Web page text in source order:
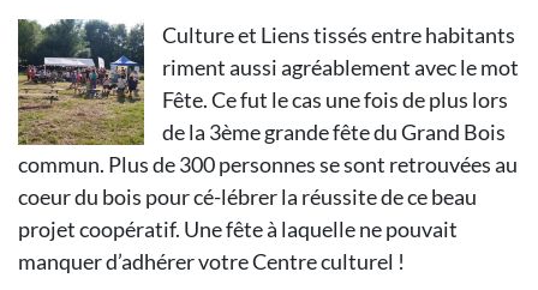
Culture et Liens tissés entre habitants
riment aussi agréablement avec le mot
Fête. Ce fut le cas une fois de plus lors
de la 3ème grande fête du Grand Bois
commun. Plus de 300 personnes se sont retrouvées au
coeur du bois pour cé-lébrer la réussite de ce beau
projet coopératif. Une fête à laquelle ne pouvait
manquer d’adhérer votre Centre culturel !